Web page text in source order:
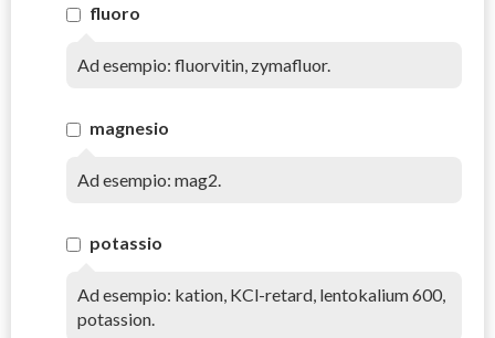
fluoro
Ad esempio: fluorvitin, zymafluor.
magnesio
Ad esempio: mag2.
potassio
Ad esempio: kation, KCl-retard, lentokalium 600,
potassion.